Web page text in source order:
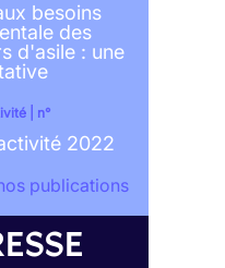
besoins
des
d'asile : une
| n°
2022
publications